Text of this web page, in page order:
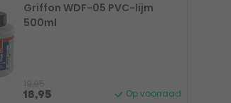
Griffon WDF-05 PVC-lijm
500ml
18,95 Op voorraad